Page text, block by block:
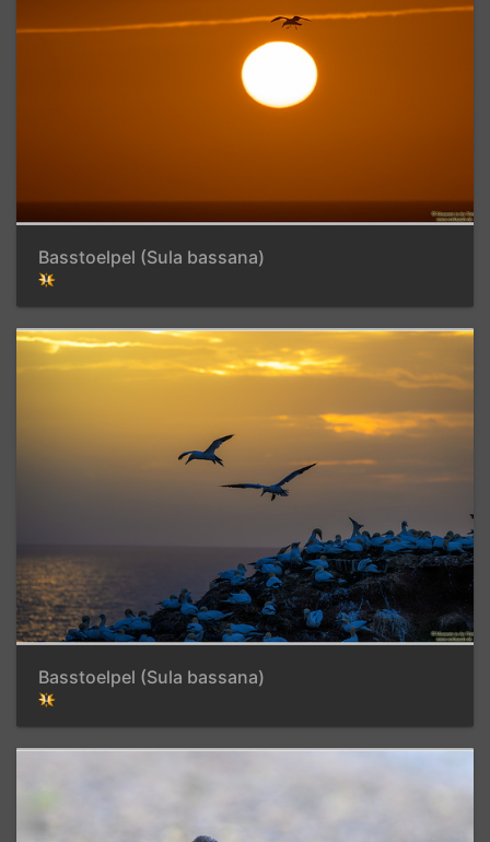
Basstoelpel (Sula bassana)
Basstoelpel (Sula bassana)